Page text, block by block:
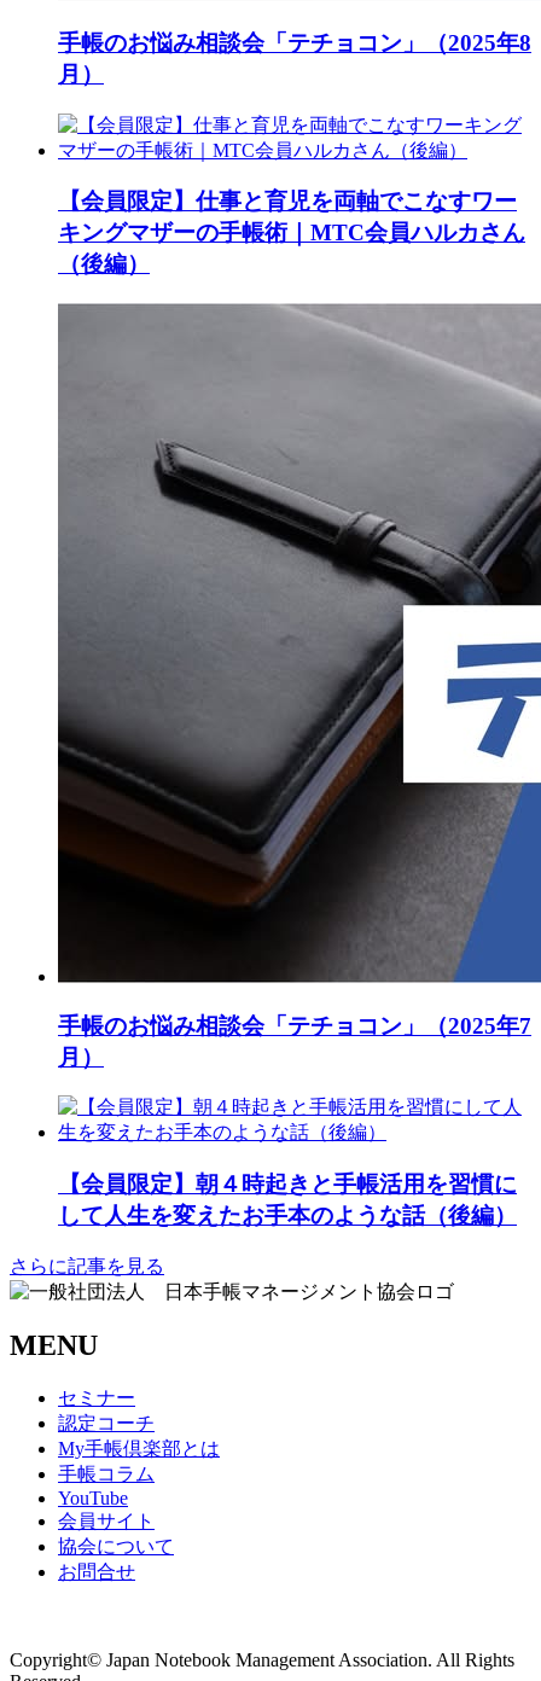
手帳のお悩み相談会「テチョコン」（2025年8
月）
【会員限定】仕事と育児を両軸でこなすワー
キングマザーの手帳術｜MTC会員ハルカさん
（後編）
手帳のお悩み相談会「テチョコン」（2025年7
月）
【会員限定】朝４時起きと手帳活用を習慣に
して人生を変えたお手本のような話（後編）
さらに記事を見る
MENU
セミナー
認定コーチ
My手帳倶楽部とは
手帳コラム
YouTube
会員サイト
協会について
お問合せ
Copyright© Japan Notebook Management Association. All Rights